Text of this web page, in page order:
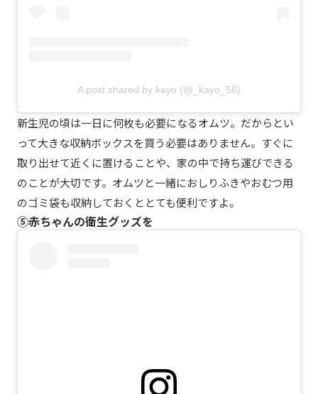
A post shared by kayo (@_kayo_56)
新生児の頃は一日に何枚も必要になるオムツ。だからとい
って大きな収納ボックスを買う必要はありません。すぐに
取り出せて近くに置けることや、家の中で持ち運びできる
のことが大切です。オムツと一緒におしりふきやおむつ用
のゴミ袋も収納しておくととても便利ですよ。
⑤赤ちゃんの衛生グッズを